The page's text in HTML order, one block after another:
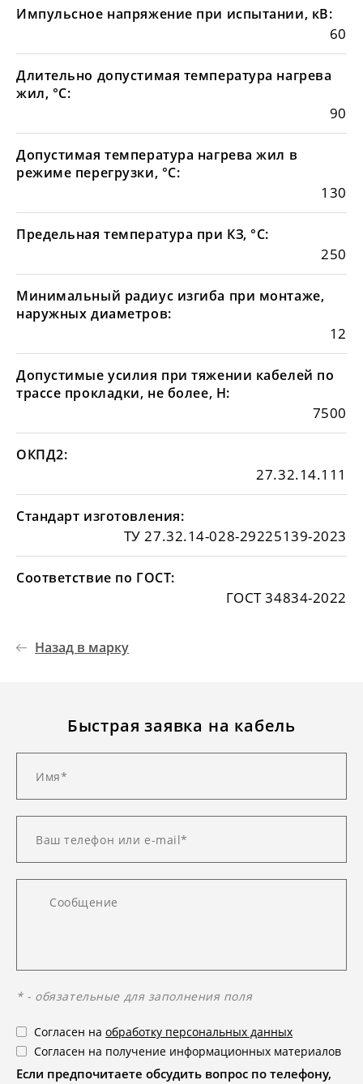
Импульсное напряжение при испытании, кВ:
60
Длительно допустимая температура нагрева
жил, °С:
90
Допустимая температура нагрева жил в
режиме перегрузки, °С:
130
Предельная температура при КЗ, °С:
250
Минимальный радиус изгиба при монтаже,
наружных диаметров:
12
Допустимые усилия при тяжении кабелей по
трассе прокладки, не более, Н:
7500
ОКПД2:
27.32.14.111
Стандарт изготовления:
ТУ 27.32.14-028-29225139-2023
Соответствие по ГОСТ:
ГОСТ 34834-2022
Назад в марку
Быстрая заявка на кабель
* - обязательные для заполнения поля
Согласен на обработку персональных данных
Согласен на получение информационных материалов
Если предпочитаете обсудить вопрос по телефону,